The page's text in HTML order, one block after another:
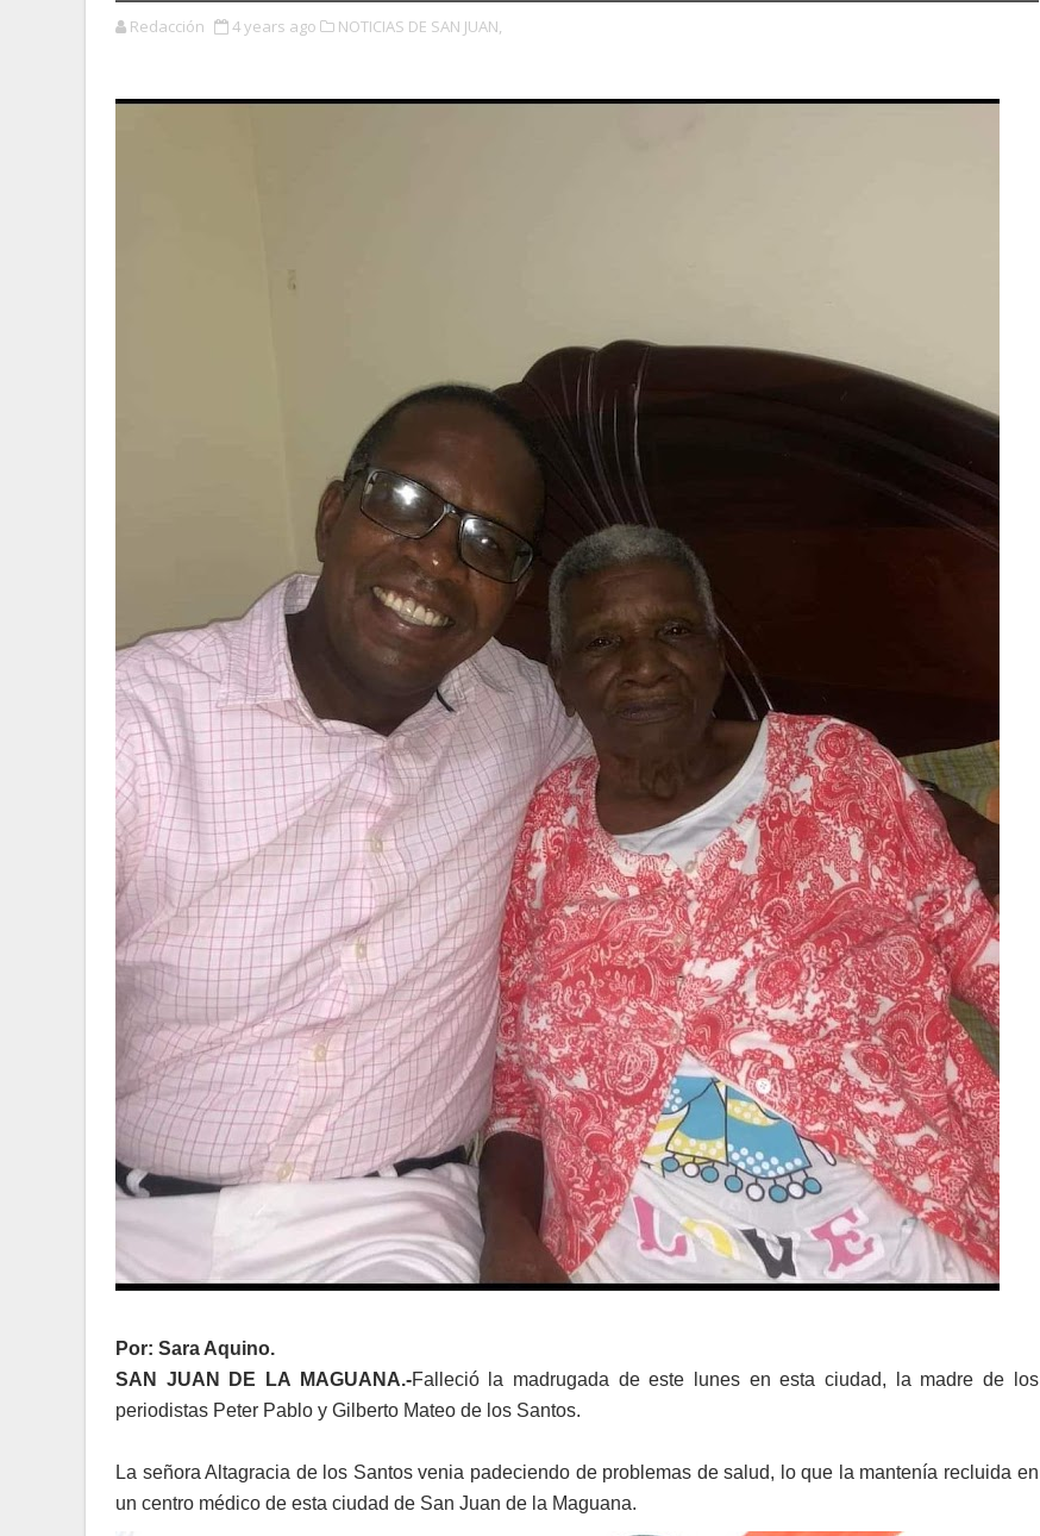
Redacción 4 years ago NOTICIAS DE SAN JUAN,
Por: Sara Aquino.
SAN JUAN DE LA MAGUANA.-Falleció la madrugada de este lunes en esta ciudad, la madre de los
periodistas Peter Pablo y Gilberto Mateo de los Santos.
La señora Altagracia de los Santos venia padeciendo de problemas de salud, lo que la mantenía recluida en
un centro médico de esta ciudad de San Juan de la Maguana.